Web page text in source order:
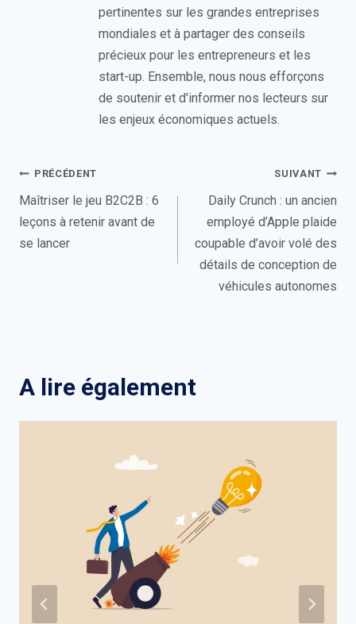
pertinentes sur les grandes entreprises
mondiales et à partager des conseils
précieux pour les entrepreneurs et les
start-up. Ensemble, nous nous efforçons
de soutenir et d'informer nos lecteurs sur
les enjeux économiques actuels.
Navigation
de
l’article
PRÉCÉDENT
Maîtriser le jeu B2C2B : 6
leçons à retenir avant de
se lancer
SUIVANT
Daily Crunch : un ancien
employé d’Apple plaide
coupable d’avoir volé des
détails de conception de
véhicules autonomes
A lire également